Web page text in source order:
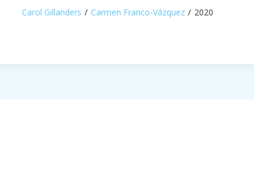
Carol Gillanders Carmen Franco-Vázquez 2020